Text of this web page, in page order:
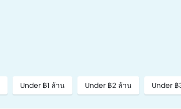
Under ฿1 ล้าน Under ฿2 ล้าน Under